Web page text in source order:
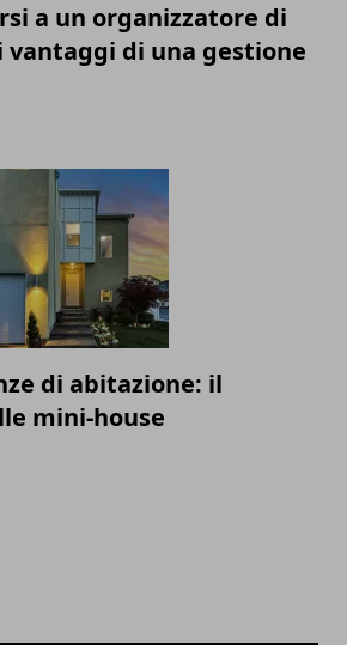
a un organizzatore di
vantaggi di una gestione
di abitazione: il
mini-house